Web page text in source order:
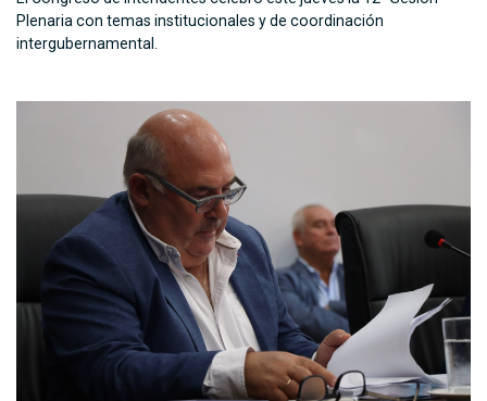
Plenaria con temas institucionales y de coordinación
intergubernamental.